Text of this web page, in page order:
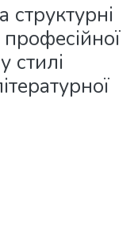
структурні
професійної
стилі